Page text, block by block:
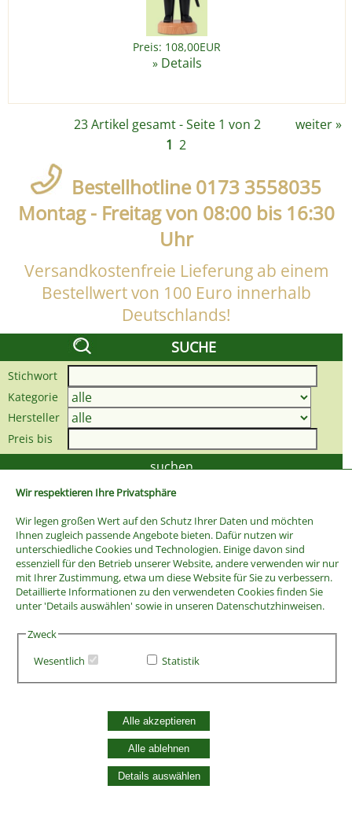
Wir respektieren Ihre Privatsphäre
Wir legen großen Wert auf den Schutz Ihrer Daten und möchten
Ihnen zugleich passende Angebote bieten. Dafür nutzen wir
unterschiedliche Cookies und Technologien. Einige davon sind
essenziell für den Betrieb unserer Website, andere verwenden wir nur
mit Ihrer Zustimmung, etwa um diese Website für Sie zu verbessern.
Detaillierte Informationen zu den verwendeten Cookies finden Sie
unter 'Details auswählen' sowie in unseren Datenschutzhinweisen.
Zweck
Wesentlich
Statistik
Alle akzeptieren
Alle ablehnen
Details auswählen
Preis: 108,00EUR
» Details
23 Artikel gesamt - Seite 1 von 2 weiter»
1 2
Bestellhotline 0173 3558035
Montag - Freitag von 08:00 bis 16:30
Uhr
Versandkostenfreie Lieferung ab einem
Bestellwert von 100 Euro innerhalb
Deutschlands!
SUCHE
Stichwort
Kategorie
Hersteller
Preis bis
AGB
Vertrag widerrufen
Datenschutzerklärung
Zahlung und Versand
Batterieentsorgung
Widerruf Cookie-Einwilligung